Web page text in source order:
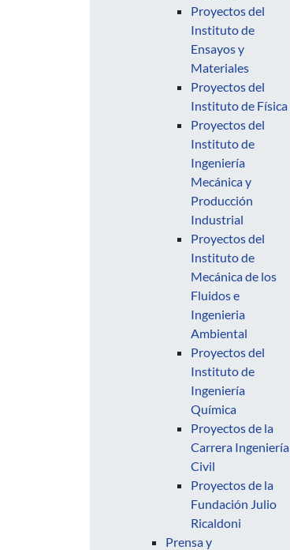
Proyectos del
Instituto de
Ensayos y
Materiales
Proyectos del
Instituto de Física
Proyectos del
Instituto de
Ingeniería
Mecánica y
Producción
Industrial
Proyectos del
Instituto de
Mecánica de los
Fluidos e
Ingenieria
Ambiental
Proyectos del
Instituto de
Ingeniería
Química
Proyectos de la
Carrera Ingeniería
Civil
Proyectos de la
Fundación Julio
Ricaldoni
Prensa y